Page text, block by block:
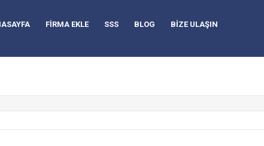
FİRMA EKLE SSS BLOG BİZE ULAŞIN